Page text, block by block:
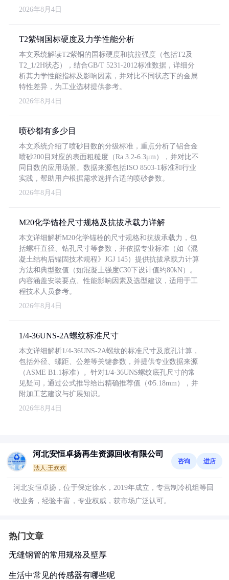
2026年8月4日
T2紫铜国标硬度及力学性能分析
本文系统解读T2紫铜的国标硬度和抗拉强度（包括T2及
T2_1/2H状态），结合GB/T 5231-2012标准数据，详细分
析其力学性能指标及影响因素，并对比不同状态下的金属
特性差异，为工业选材提供参考。
2026年8月4日
喷砂都有多少目
本文系统介绍了喷砂目数的分级标准，重点分析了铝合金
喷砂200目对应的表面粗糙度（Ra 3.2-6.3μm），并对比不
同目数的应用场景。数据来源包括ISO 8503-1标准和行业
实践，帮助用户根据需求选择合适的喷砂参数。
2026年8月4日
M20化学锚栓尺寸规格及抗拔承载力详解
本文详细解析M20化学锚栓的尺寸规格和抗拔承载力，包
括螺杆直径、钻孔尺寸等参数，并依据专业标准（如《混
凝土结构后锚固技术规程》JGJ 145）提供抗拔承载力计算
方法和典型数值（如混凝土强度C30下设计值约80kN）。
内容涵盖安装要点、性能影响因素及选型建议，适用于工
程技术人员参考。
2026年8月4日
1/4-36UNS-2A螺纹标准尺寸
本文详细解析1/4-36UNS-2A螺纹的标准尺寸及底孔计算，
包括外径、螺距、公差等关键参数，并提供专业数据来源
（ASME B1.1标准）。针对1/4-36UNS螺纹底孔尺寸的常
见疑问，通过公式推导给出精确推荐值（Φ5.18mm），并
附加工艺建议与扩展知识。
2026年8月4日
河北安恒卓扬再生资源回收有限公司
法人:王欢欢
咨询 进店
河北安恒卓扬，位于保定徐水，2019年成立，专营制冷机组等回
收业务，经验丰富，专业权威，获市场广泛认可。
热门文章
无缝钢管的常用规格及壁厚
生活中常见的传感器有哪些呢